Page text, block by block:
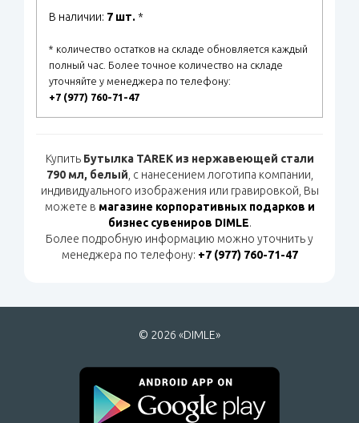
В наличии: 7 шт. *
* количество остатков на складе обновляется каждый
полный час. Более точное количество на складе
уточняйте у менеджера по телефону:
+7 (977) 760-71-47
Купить Бутылка TAREK из нержавеющей стали
790 мл, белый, с нанесением логотипа компании,
индивидуального изображения или гравировкой, Вы
можете в магазине корпоративных подарков и
бизнес сувениров DIMLE.
Более подробную информацию можно уточнить у
менеджера по телефону: +7 (977) 760-71-47
© 2026 «DIMLE»